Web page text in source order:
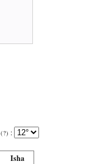
(?) :
Isha